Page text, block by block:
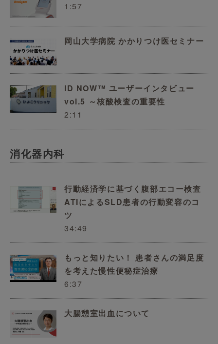
1:57
岡山大学病院 かかりつけ医セミナー
ID NOW™ ユーザーインタビュー
vol.5 ～核酸検査の重要性
2:11
消化器内科
行動経済学に基づく腹部エコー検査
ATIによるSLD患者の行動変容のコ
ツ
34:49
もっと知りたい！ 患者さんの満足度
を考えた慢性便秘症治療
6:37
大腸憩室出血について